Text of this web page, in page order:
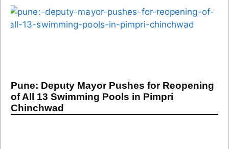
Pune: Deputy Mayor Pushes for Reopening
of All 13 Swimming Pools in Pimpri
Chinchwad